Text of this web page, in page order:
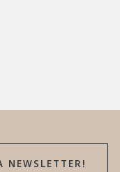
NEWSLETTER!